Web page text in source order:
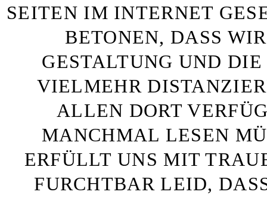
SEITEN IM INTERNET
BETONEN, DASS
GESTALTUNG UND
VIELMEHR
ALLEN DORT
MANCHMAL LESEN
ERFÜLLT UNS MIT
FURCHTBAR LEID,